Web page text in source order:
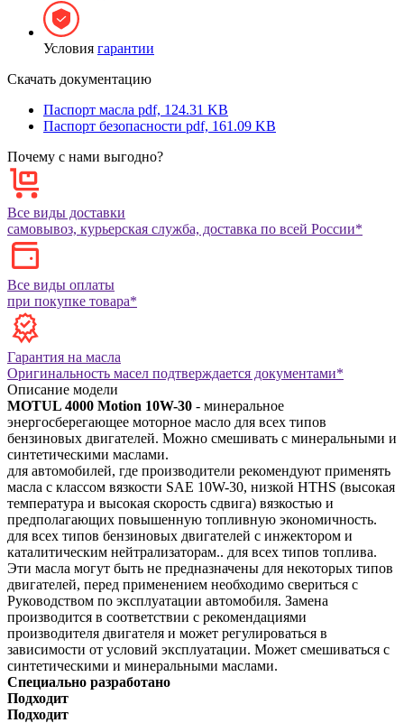
Условия гарантии
Скачать документацию
Паспорт масла pdf, 124.31 KB
Паспорт безопасности pdf, 161.09 KB
Почему с нами выгодно?
Все виды доставки
самовывоз, курьерская служба, доставка по всей России*
Все виды оплаты
при покупке товара*
Гарантия на масла
Оригинальность масел подтверждается документами*
Описание модели
MOTUL 4000 Motion 10W-30 - минеральное
энергосберегающее моторное масло для всех типов
бензиновых двигателей. Можно смешивать с минеральными и
синтетическими маслами.
для автомобилей, где производители рекомендуют применять
масла с классом вязкости SAE 10W-30, низкой HTHS (высокая
температура и высокая скорость сдвига) вязкостью и
предполагающих повышенную топливную экономичность.
для всех типов бензиновых двигателей с инжектором и
каталитическим нейтрализаторам.. для всех типов топлива.
Эти масла могут быть не предназначены для некоторых типов
двигателей, перед применением необходимо свериться с
Руководством по эксплуатации автомобиля. Замена
производится в соответствии с рекомендациями
производителя двигателя и может регулироваться в
зависимости от условий эксплуатации. Может смешиваться с
синтетическими и минеральными маслами.
Специально разработано
Подходит
Подходит